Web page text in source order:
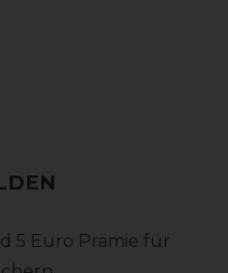
5 Euro Prämie für